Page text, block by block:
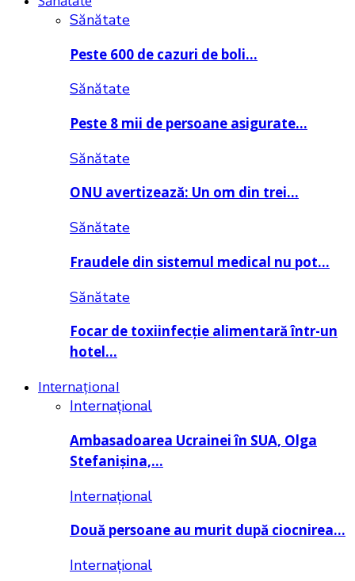
Sănătate
Peste 600 de cazuri de boli…
Sănătate
Peste 8 mii de persoane asigurate…
Sănătate
ONU avertizează: Un om din trei…
Sănătate
Fraudele din sistemul medical nu pot…
Sănătate
Focar de toxiinfecție alimentară într-un
hotel…
Internațional
Internațional
Ambasadoarea Ucrainei în SUA, Olga
Stefanișina,…
Internațional
Două persoane au murit după ciocnirea…
Internațional